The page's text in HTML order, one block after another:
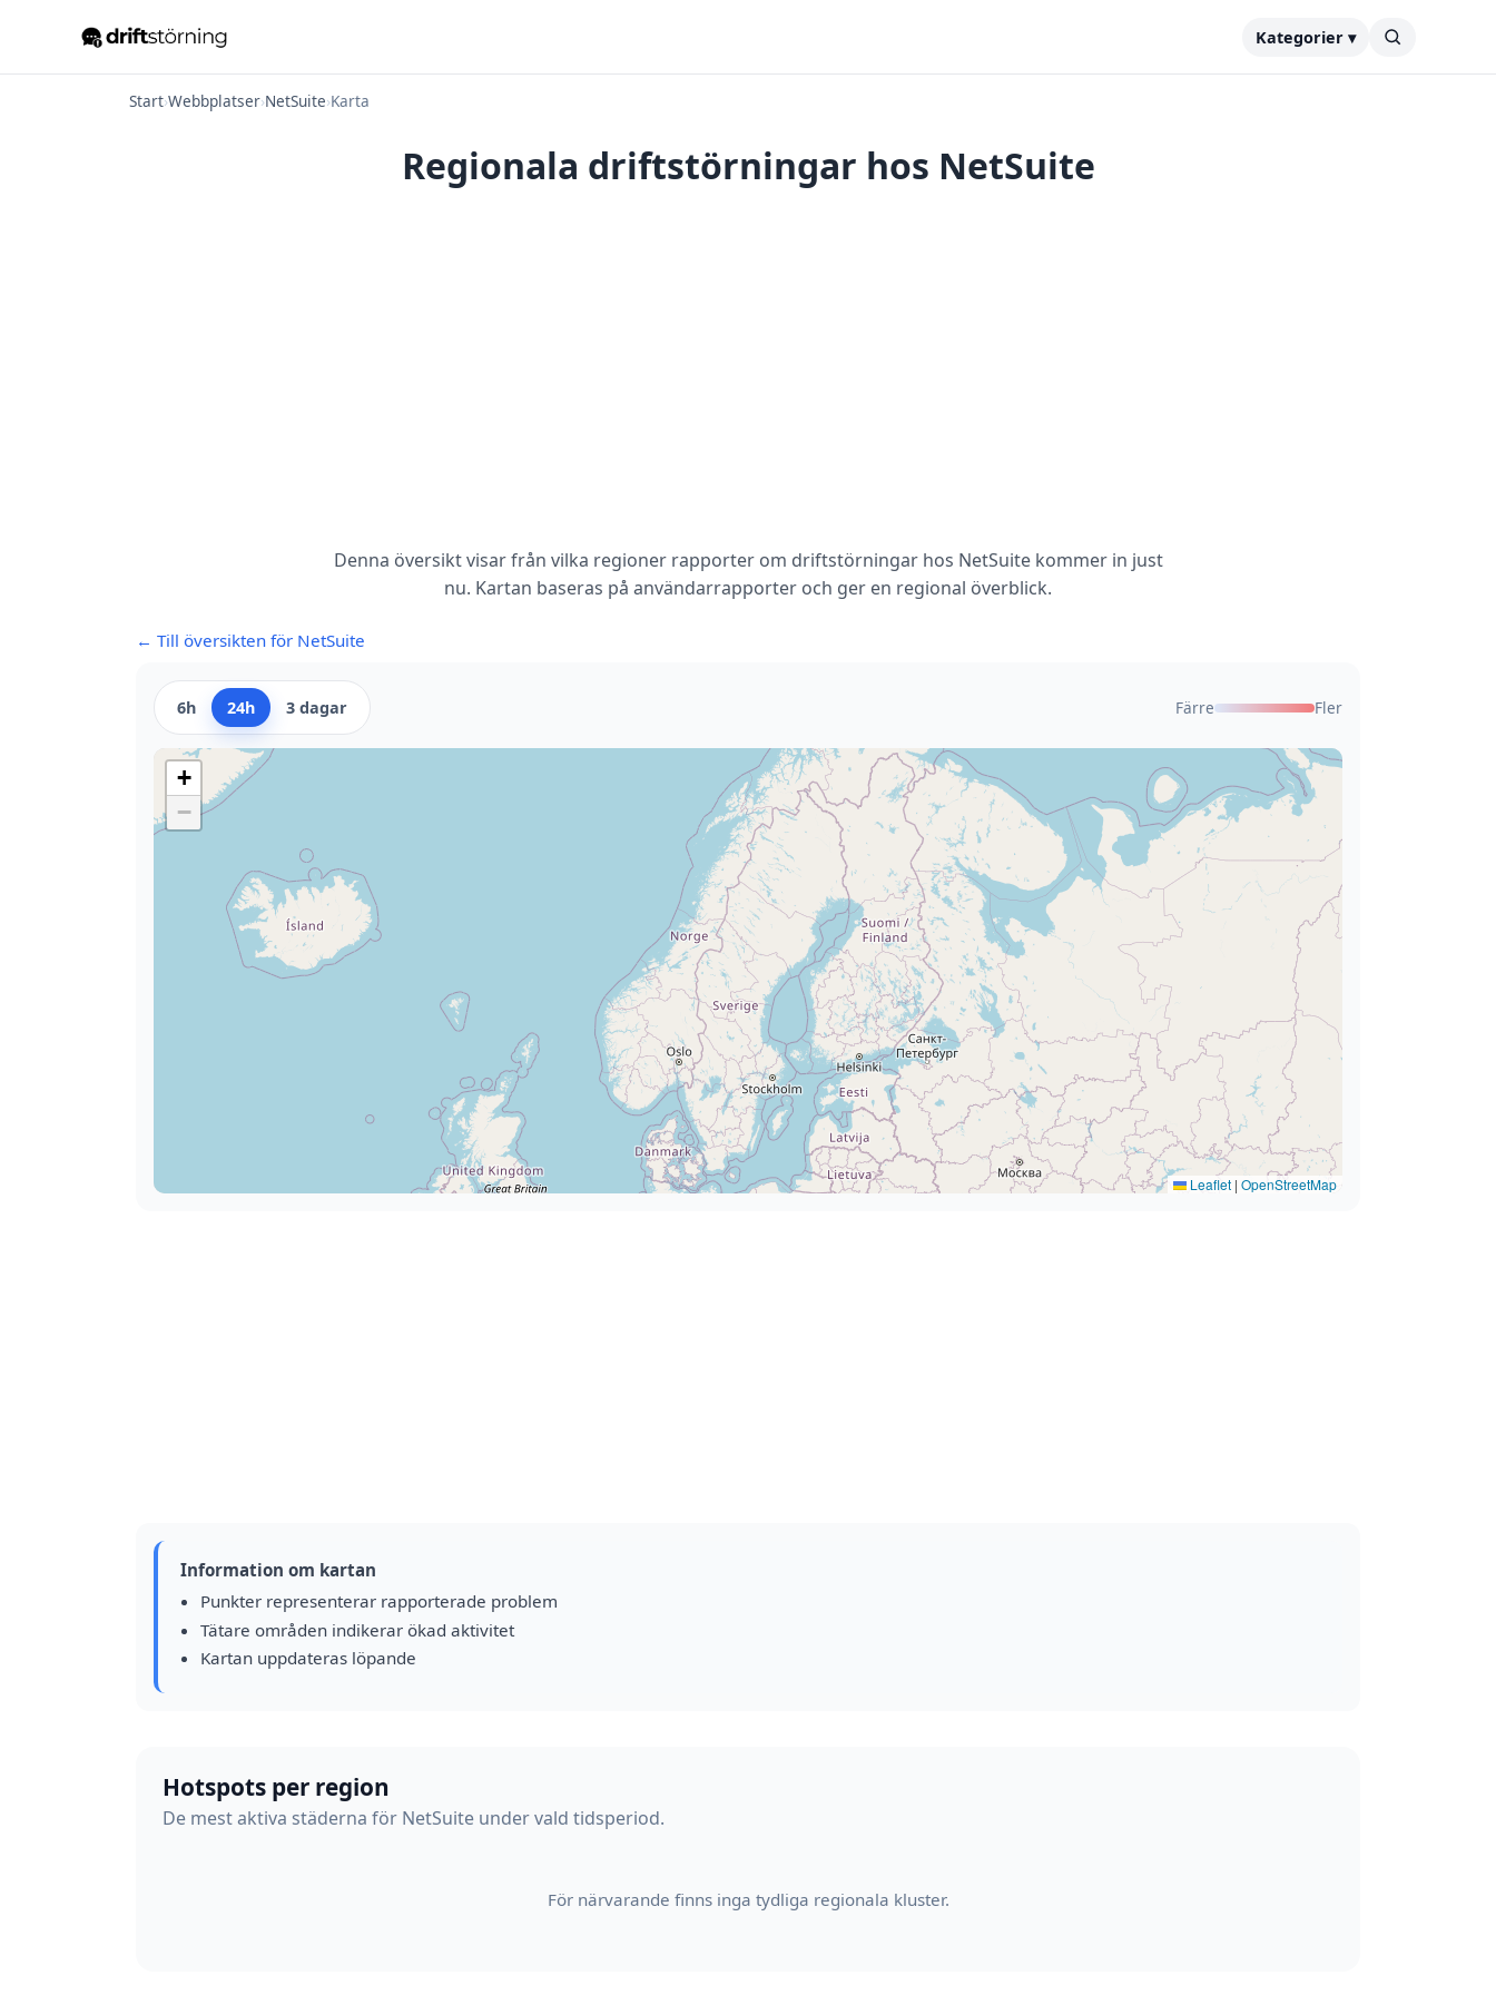
Kategorier ▾
Start›Webbplatser›NetSuite›Karta
Regionala driftstörningar hos NetSuite
Denna översikt visar från vilka regioner rapporter om driftstörningar hos NetSuite kommer in just
nu. Kartan baseras på användarrapporter och ger en regional överblick.
← Till översikten för NetSuite
6h 24h 3 dagar Färre Fler
+
−
Leaflet | OpenStreetMap
Information om kartan
Punkter representerar rapporterade problem
Tätare områden indikerar ökad aktivitet
Kartan uppdateras löpande
Hotspots per region
De mest aktiva städerna för NetSuite under vald tidsperiod.
För närvarande finns inga tydliga regionala kluster.